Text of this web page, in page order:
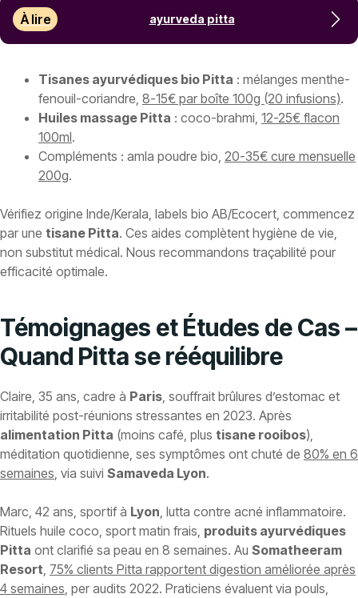
À lire ayurveda pitta
Tisanes ayurvédiques bio Pitta : mélanges menthe-
fenouil-coriandre, 8-15€ par boîte 100g (20 infusions).
Huiles massage Pitta : coco-brahmi, 12-25€ flacon
100ml.
Compléments : amla poudre bio, 20-35€ cure mensuelle
200g.
Vérifiez origine Inde/Kerala, labels bio AB/Ecocert, commencez
par une tisane Pitta. Ces aides complètent hygiène de vie,
non substitut médical. Nous recommandons traçabilité pour
efficacité optimale.
Témoignages et Études de Cas –
Quand Pitta se rééquilibre
Claire, 35 ans, cadre à Paris, souffrait brûlures d’estomac et
irritabilité post-réunions stressantes en 2023. Après
alimentation Pitta (moins café, plus tisane rooibos),
méditation quotidienne, ses symptômes ont chuté de 80% en 6
semaines, via suivi Samaveda Lyon.
Marc, 42 ans, sportif à Lyon, lutta contre acné inflammatoire.
Rituels huile coco, sport matin frais, produits ayurvédiques
Pitta ont clarifié sa peau en 8 semaines. Au Somatheeram
Resort, 75% clients Pitta rapportent digestion améliorée après
4 semaines, per audits 2022. Praticiens évaluent via pouls,